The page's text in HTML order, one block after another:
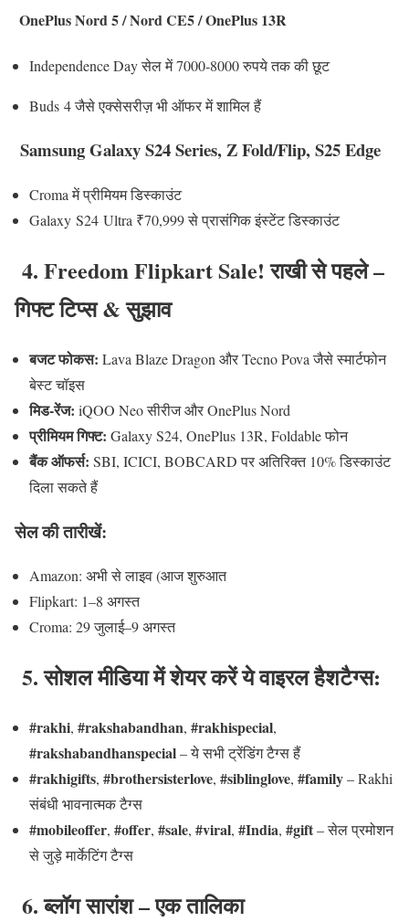
OnePlus Nord 5 / Nord CE5 / OnePlus 13R
Independence Day सेल में 7000‑8000 रुपये तक की छूट
Buds 4 जैसे एक्सेसरीज़ भी ऑफर में शामिल हैं
Samsung Galaxy S24 Series, Z Fold/Flip, S25 Edge
Croma में प्रीमियम डिस्काउंट
Galaxy S24 Ultra ₹70,999 से प्रासंगिक इंस्टेंट डिस्काउंट
4. Freedom Flipkart Sale! राखी से पहले –
गिफ्ट टिप्स & सुझाव
बजट फोकस: Lava Blaze Dragon और Tecno Pova जैसे स्मार्टफोन
बेस्ट चॉइस
मिड‑रेंज: iQOO Neo सीरीज और OnePlus Nord
प्रीमियम गिफ्ट: Galaxy S24, OnePlus 13R, Foldable फोन
बैंक ऑफर्स: SBI, ICICI, BOBCARD पर अतिरिक्त 10% डिस्काउंट
दिला सकते हैं
सेल की तारीखें:
Amazon: अभी से लाइव (आज शुरुआत
Flipkart: 1–8 अगस्त
Croma: 29 जुलाई–9 अगस्त
5. सोशल मीडिया में शेयर करें ये वाइरल हैशटैग्स:
#rakhi, #rakshabandhan, #rakhispecial,
#rakshabandhanspecial– ये सभी ट्रेंडिंग टैग्स हैं
#rakhigifts, #brothersisterlove, #siblinglove, #family– Rakhi
संबंधी भावनात्मक टैग्स
#mobileoffer, #offer, #sale, #viral, #India, #gift– सेल प्रमोशन
से जुड़े मार्केटिंग टैग्स
6. ब्लॉग सारांश – एक तालिका